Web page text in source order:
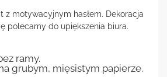
z motywacyjnym hasłem. Dekoracja
polecamy do upiększenia biura.
ramy.
grubym, mięsistym papierze.